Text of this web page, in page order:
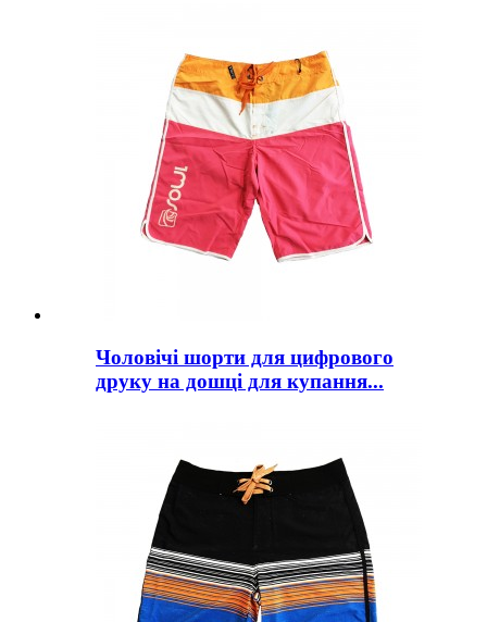
Чоловічі шорти для цифрового
друку на дошці для купання...